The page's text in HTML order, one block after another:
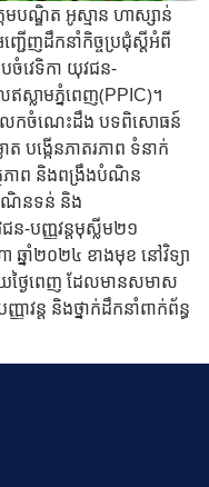
បណ្ឌិត អូស្មាន ហាស្សាន់
ជើញដឹកនាំកិច្ចប្រជុំស្តីអំពី
បចំវេទិកា យុវជន-
ស្លាមភ្នំពេញ(PPIC)។
លែកចំណេះដឹង បទពិសោធន៍
បង្កើនភាតរភាព ទំនាក់
ថភាព និងពង្រឹងបំណិន
ណិនទន់ និង
ន-បញ្ញវន្តមុស្លីម២១
ឆ្នាំ២០២៤ ខាងមុខ នៅវិទ្យា
យថ្ងៃពេញ ដែលមានសមាស
ន្ត និងថ្នាក់ដឹកនាំពាក់ព័ន្ធ